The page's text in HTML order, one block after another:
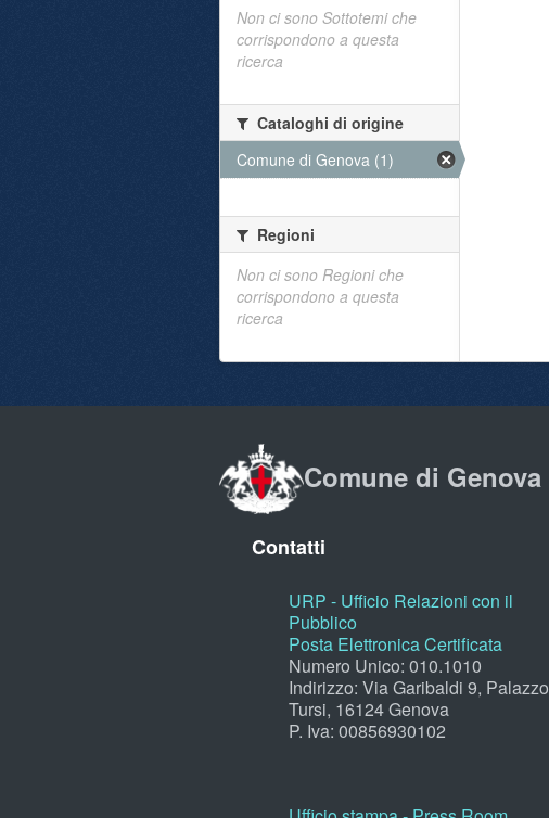
Non ci sono Sottotemi che
corrispondono a questa
ricerca
Cataloghi di origine
Comune di Genova (1)
Regioni
Non ci sono Regioni che
corrispondono a questa
ricerca
Comune di Genova
Contatti
URP - Ufficio Relazioni con il
Pubblico
Posta Elettronica Certificata
Numero Unico: 010.1010
Indirizzo: Via Garibaldi 9, Palazzo
Tursi, 16124 Genova
P. Iva: 00856930102